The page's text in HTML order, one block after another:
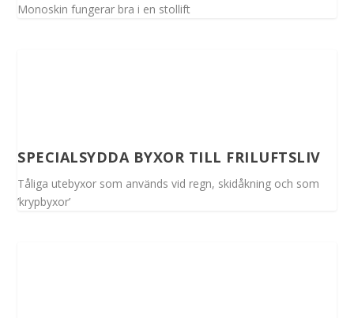
Monoskin fungerar bra i en stollift
SPECIALSYDDA BYXOR TILL FRILUFTSLIV
Tåliga utebyxor som används vid regn, skidåkning och som
’krypbyxor’